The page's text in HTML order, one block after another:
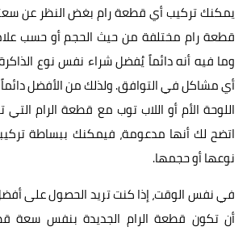
يمكنك تركيب أي قطعة رام بغض النظر عن
قطعة رام مختلفة من حيث الحجم أو حسب
وما فيه أنه دائماً يُفضل شراء نفس نوع
أي مشاكل في التوافق. ولذلك من الأفضل
اللوحة الأم أو اللاب توب مع قطعة الرام
اتضح لك أنها مدعومة، فيمكنك ببساطة
نوعها أو حجمها.
في نفس الوقت، إذا كنت تريد الحصول على
أن تكون قطعة الرام الجديدة بنفس سعة